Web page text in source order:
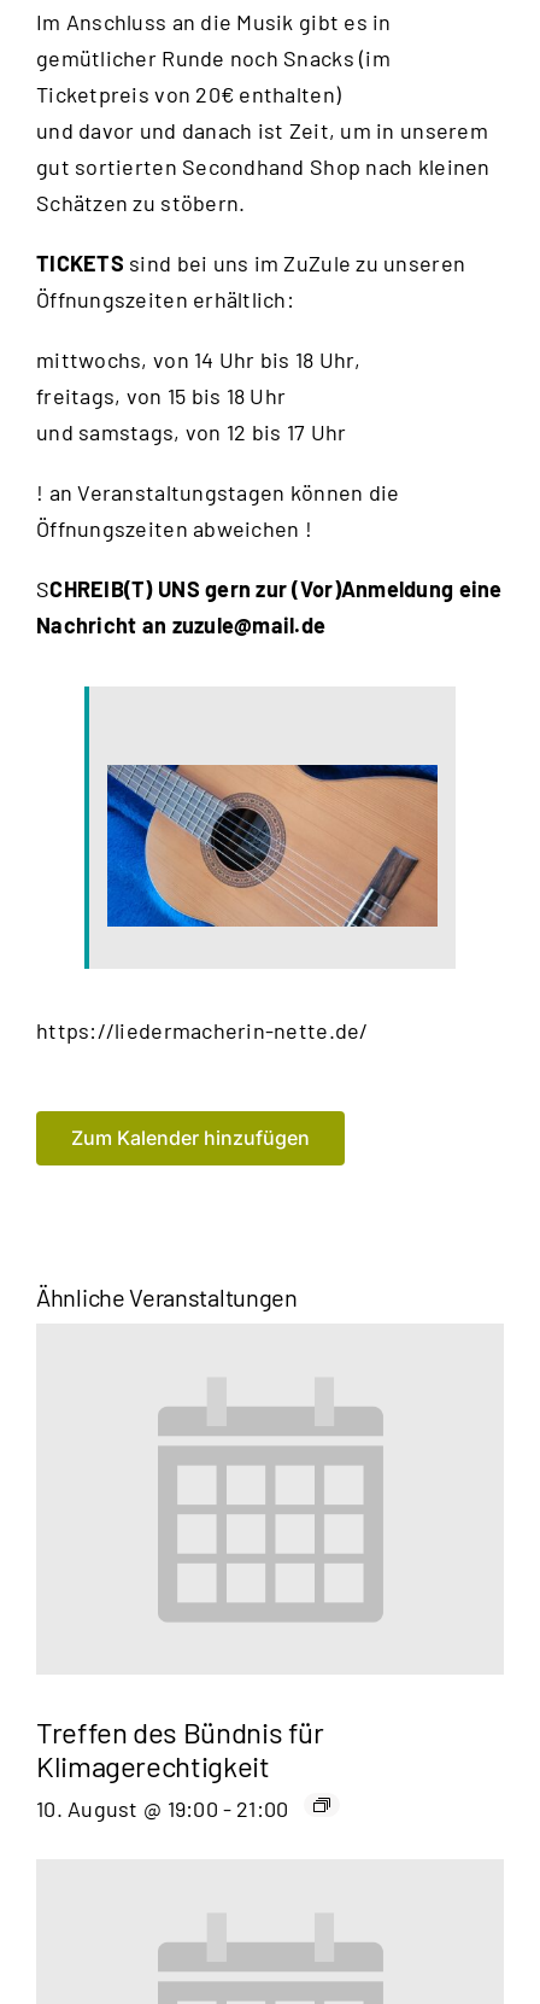
Im Anschluss an die Musik gibt es in
gemütlicher Runde noch Snacks (im
Ticketpreis von 20€ enthalten)
und davor und danach ist Zeit, um in unserem
gut sortierten Secondhand Shop nach kleinen
Schätzen zu stöbern.
TICKETS sind bei uns im ZuZule zu unseren
Öffnungszeiten erhältlich:
mittwochs, von 14 Uhr bis 18 Uhr,
freitags, von 15 bis 18 Uhr
und samstags, von 12 bis 17 Uhr
! an Veranstaltungstagen können die
Öffnungszeiten abweichen !
SCHREIB(T) UNS gern zur (Vor)Anmeldung eine
Nachricht an zuzule@mail.de
https://liedermacherin-nette.de/
Zum Kalender hinzufügen
Ähnliche Veranstaltungen
Treffen des Bündnis für
Klimagerechtigkeit
10. August @ 19:00 - 21:00